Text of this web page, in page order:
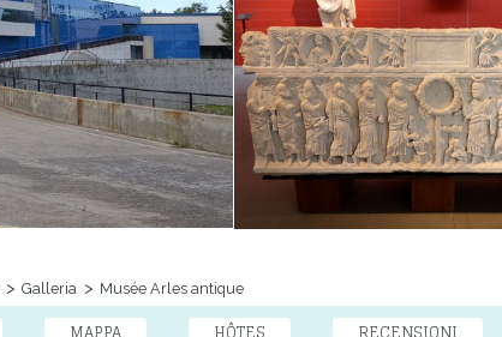
Galleria Musée Arles antique